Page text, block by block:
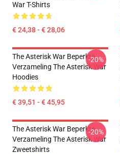
War T-Shirts
€ 24,38 - € 28,06
The Asterisk War Beperkte
Verzameling The Asterisk War
Hoodies
€ 39,51 - € 45,95
-20%
The Asterisk War Beperkte
Verzameling The Asterisk War
Zweetshirts
-20%